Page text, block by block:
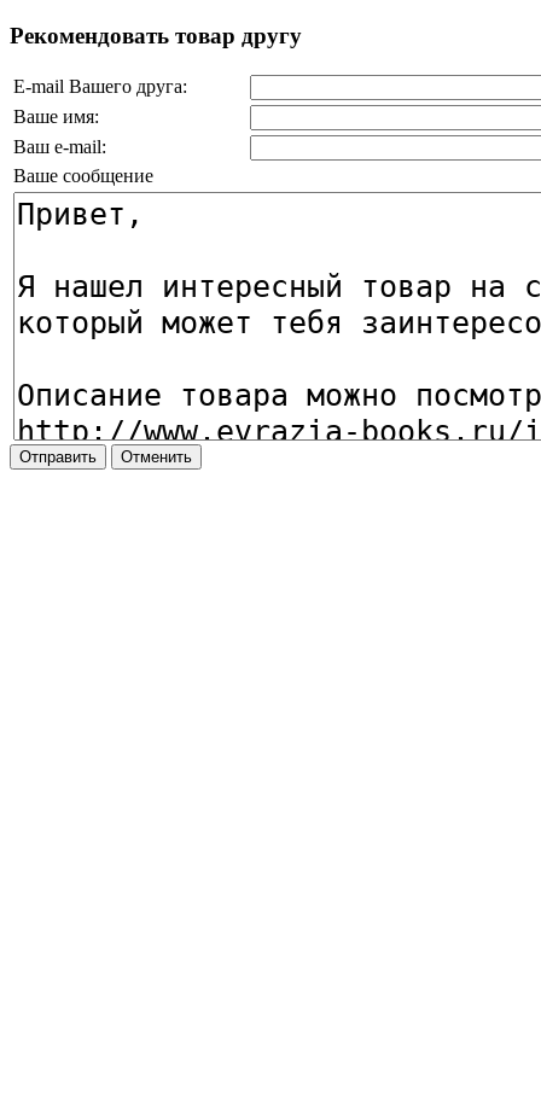
Рекомендовать товар другу
E-mail Вашего друга:
Ваше имя:
Ваш e-mail:
Ваше сообщение